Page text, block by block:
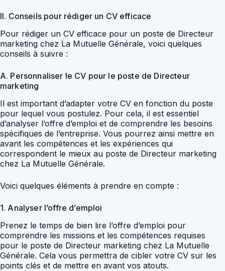
II. Conseils pour rédiger un CV efficace
Pour rédiger un CV efficace pour un poste de Directeur
marketing chez La Mutuelle Générale, voici quelques
conseils à suivre :
A. Personnaliser le CV pour le poste de Directeur
marketing
Il est important d’adapter votre CV en fonction du poste
pour lequel vous postulez. Pour cela, il est essentiel
d’analyser l’offre d’emploi et de comprendre les besoins
spécifiques de l’entreprise. Vous pourrez ainsi mettre en
avant les compétences et les expériences qui
correspondent le mieux au poste de Directeur marketing
chez La Mutuelle Générale.
Voici quelques éléments à prendre en compte :
1. Analyser l’offre d’emploi
Prenez le temps de bien lire l’offre d’emploi pour
comprendre les missions et les compétences requises
pour le poste de Directeur marketing chez La Mutuelle
Générale. Cela vous permettra de cibler votre CV sur les
points clés et de mettre en avant vos atouts.